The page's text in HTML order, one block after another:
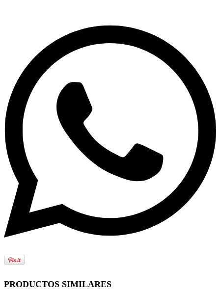
PRODUCTOS SIMILARES